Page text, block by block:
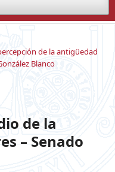
de la antigüedad
Blanco
de la
– Senado